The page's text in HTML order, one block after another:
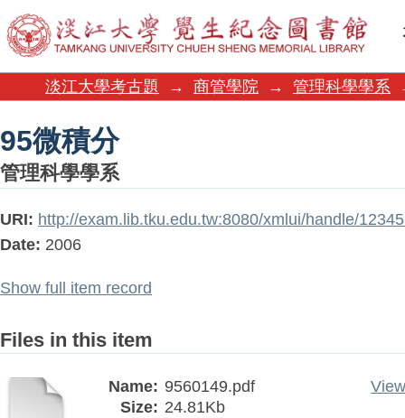
95微積分
淡江大學考古題 → 商管學院 → 管理科學學系
95微積分
管理科學學系
URI: http://exam.lib.tku.edu.tw:8080/xmlui/handle/
Date: 2006
Show full item record
Files in this item
Name: 9560149.pdf
Size: 24.81Kb